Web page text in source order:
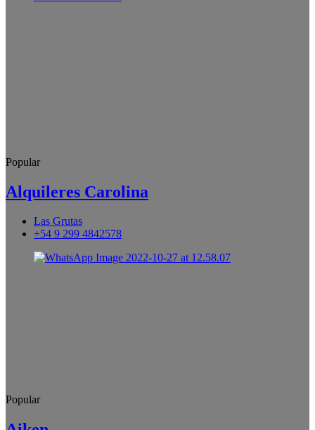
Popular
Alquileres Carolina
Las Grutas
+54 9 299 4842578
Popular